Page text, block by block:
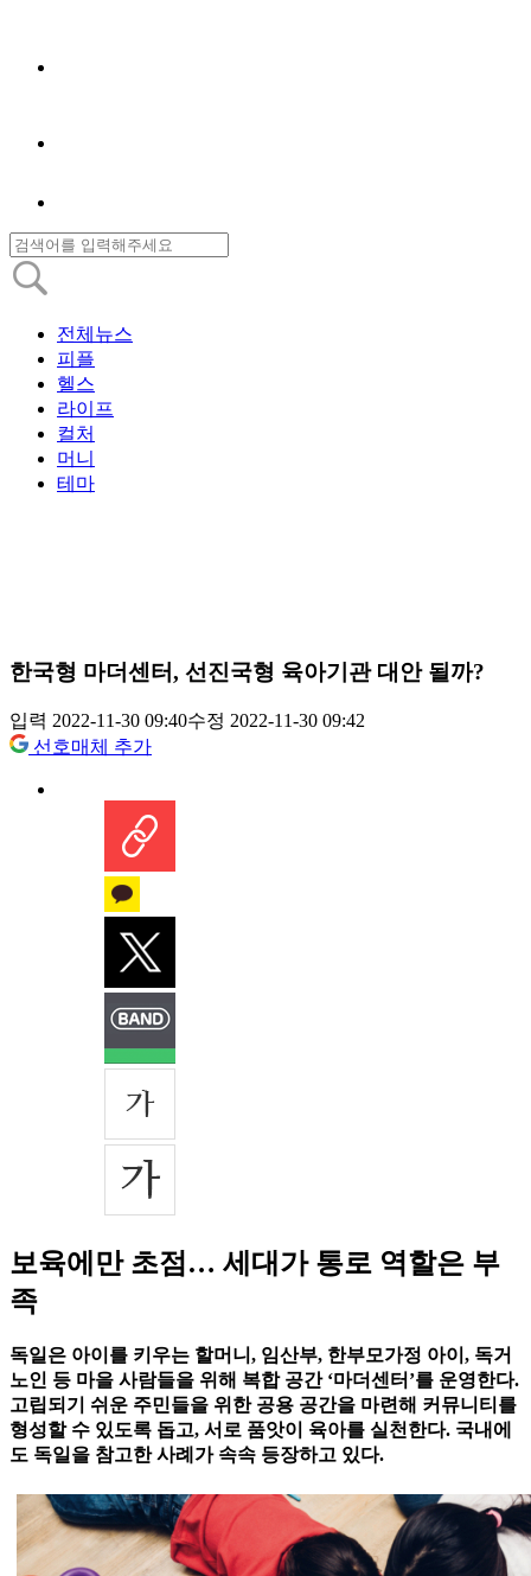
전체뉴스
피플
헬스
라이프
컬처
머니
테마
한국형 마더센터, 선진국형 육아기관 대안 될까?
입력 2022-11-30 09:40수정 2022-11-30 09:42
선호매체 추가
보육에만 초점… 세대가 통로 역할은 부
족
독일은 아이를 키우는 할머니, 임산부, 한부모가정 아이, 독거
노인 등 마을 사람들을 위해 복합 공간 ‘마더센터’를 운영한다.
고립되기 쉬운 주민들을 위한 공용 공간을 마련해 커뮤니티를
형성할 수 있도록 돕고, 서로 품앗이 육아를 실천한다. 국내에
도 독일을 참고한 사례가 속속 등장하고 있다.